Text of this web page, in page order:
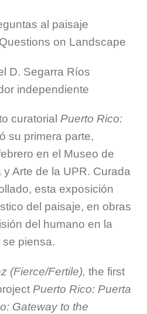
al paisaje
on Landscape
D. Segarra Ríos
independiente
curatorial Puerto Rico:
su primera parte,
en el Museo de
Arte de la UPR. Curada
esta exposición
del paisaje, en obras
del humano en la
se piensa.
(Fierce/Fertile), the first
Puerto Rico: Puerta
Gateway to the